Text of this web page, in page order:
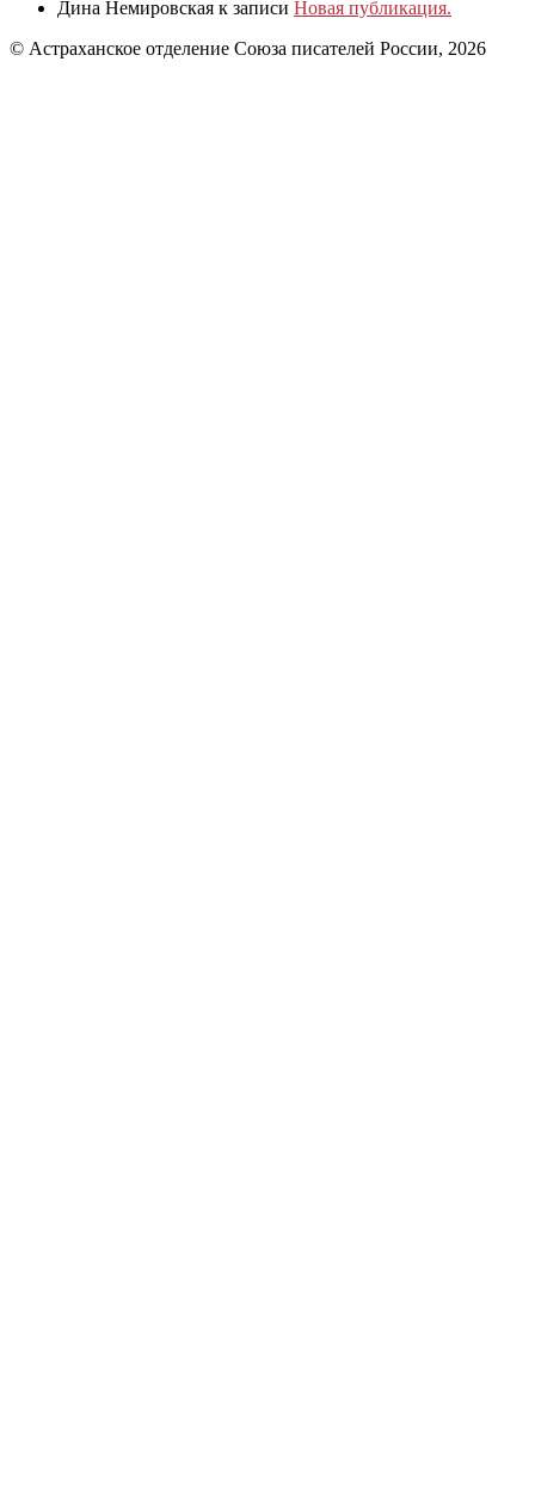
Дина Немировская к записи Новая публикация.
© Астраханское отделение Союза писателей России, 2026